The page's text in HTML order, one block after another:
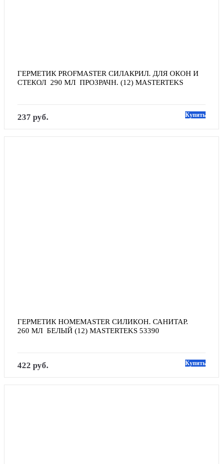
ГЕРМЕТИК PROFMASTER СИЛАКРИЛ. ДЛЯ ОКОН И
СТЕКОЛ  290 МЛ  ПРОЗРАЧН. (12) MASTERTEKS
237 руб. Купить
ГЕРМЕТИК HOMEMASTER СИЛИКОН. САНИТАР.
260 МЛ  БЕЛЫЙ (12) MASTERTEKS 53390
422 руб. Купить